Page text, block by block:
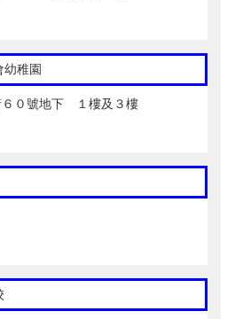
幼稚園
６０號地下 １樓及３樓